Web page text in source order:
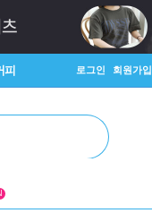
피 로그인 회원가입